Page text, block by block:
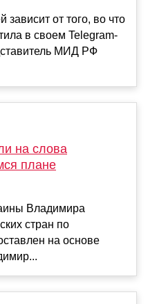
от того, во что
в своем Telegram-
МИД РФ
на слова
плане
Владимира
стран по
на основе